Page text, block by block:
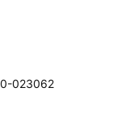
023062